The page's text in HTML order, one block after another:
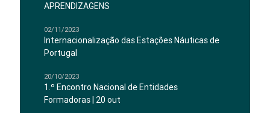
APRENDIZAGENS
02/11/2023
Internacionalização das Estações Náuticas de
Portugal
20/10/2023
1.º Encontro Nacional de Entidades
Formadoras | 20 out